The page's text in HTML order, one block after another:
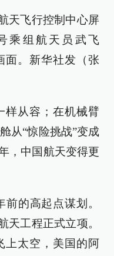
天飞行控制中心屏
乘组航天员武飞
面。新华社发（张
样从容；在机械臂
从“惊险挑战”变成
，中国航天变得更
的高起点谋划。
天工程正式立项。
上太空，美国的阿